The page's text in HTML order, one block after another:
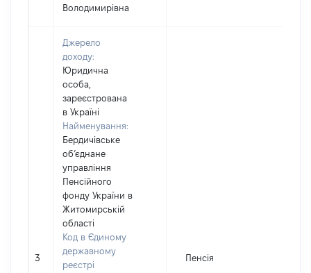
Володимирівна
3
Джерело
доходу:
Юридична
особа,
зареєстрована
в Україні
Найменування:
Бердичівське
об’єднане
управління
Пенсійного
фонду України в
Житомирській
області
Код в Єдиному
державному
реєстрі
Пенсія